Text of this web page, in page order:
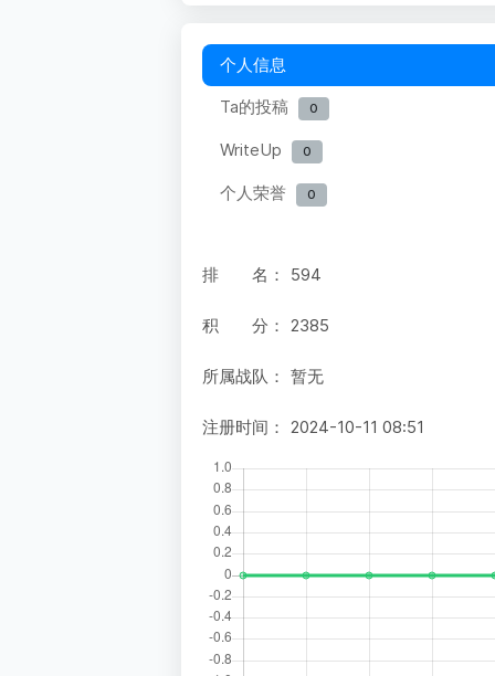
个人信息
Ta的投稿
0
WriteUp 0
个人荣誉 0
排 名： 594
积 分： 2385
所属战队： 暂无
注册时间： 2024-10-11 08:51